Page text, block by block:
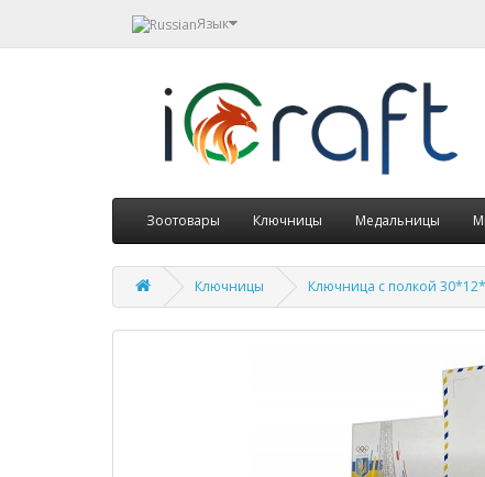
Язык
Зоотовары Ключницы Медальницы
Ключницы Ключница с полкой